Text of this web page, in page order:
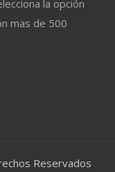
la opción
mas de 500
Reservados